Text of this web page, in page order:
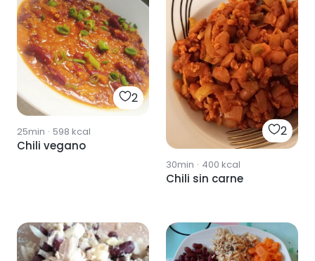
2
25min · 598 kcal
Chili vegano
2
30min · 400 kcal
Chili sin carne